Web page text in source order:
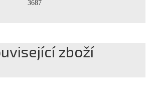
3687
zboží